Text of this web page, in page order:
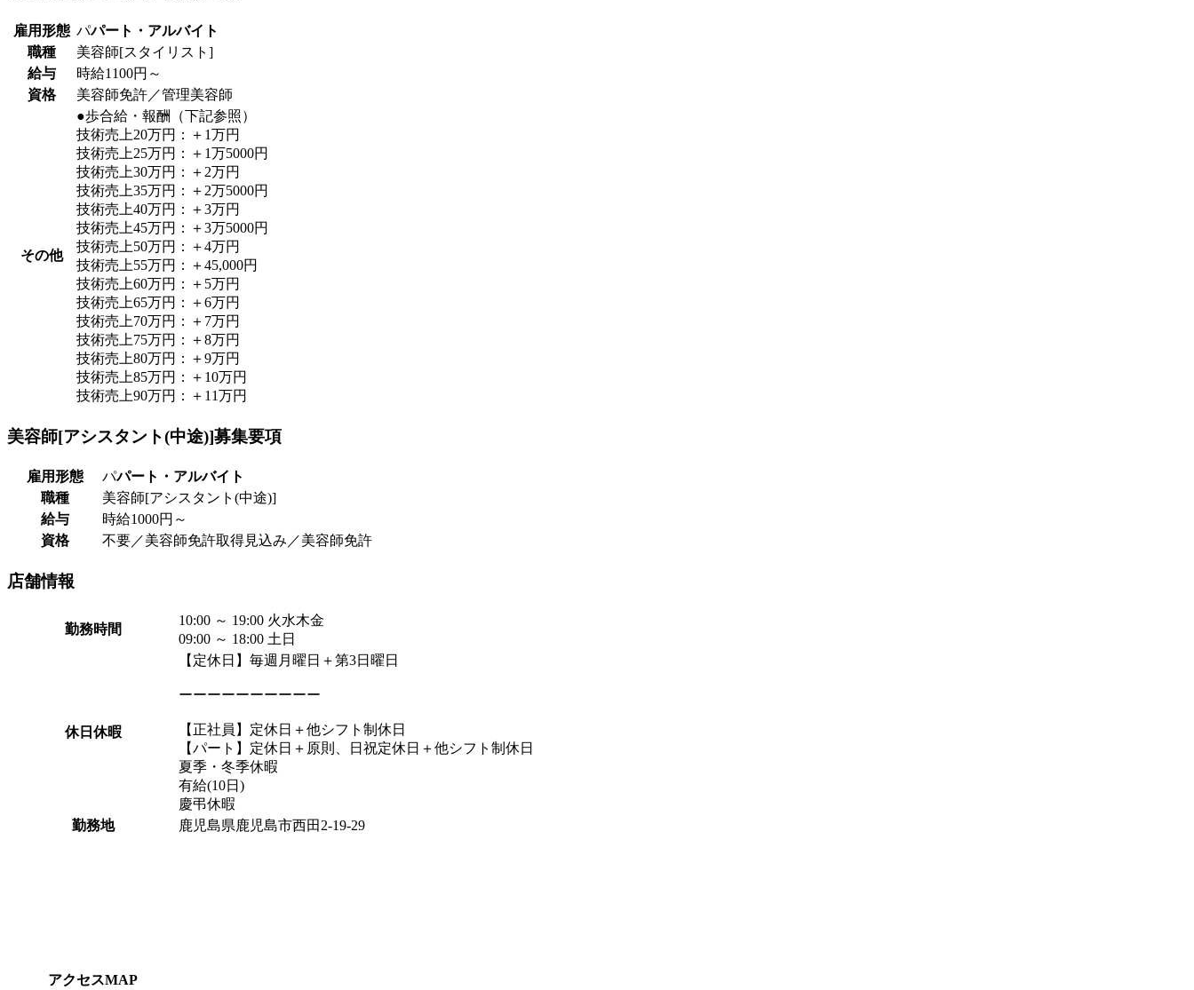
雇用形態 パパート・アルバイト
職種
美容師[スタイリスト]
給与
時給1100円～
資格
美容師免許／管理美容師
その他
●歩合給・報酬（下記参照）
技術売上20万円：＋1万円
技術売上25万円：＋1万5000円
技術売上30万円：＋2万円
技術売上35万円：＋2万5000円
技術売上40万円：＋3万円
技術売上45万円：＋3万5000円
技術売上50万円：＋4万円
技術売上55万円：＋45,000円
技術売上60万円：＋5万円
技術売上65万円：＋6万円
技術売上70万円：＋7万円
技術売上75万円：＋8万円
技術売上80万円：＋9万円
技術売上85万円：＋10万円
技術売上90万円：＋11万円
美容師[アシスタント(中途)]募集要項
雇用形態 パパート・アルバイト
職種
美容師[アシスタント(中途)]
給与
時給1000円～
資格
不要／美容師免許取得見込み／美容師免許
店舗情報
勤務時間
10:00 ～ 19:00 火水木金
09:00 ～ 18:00 土日
休日休暇
【定休日】毎週月曜日＋第3日曜日
ーーーーーーーーーー
【正社員】定休日＋他シフト制休日
【パート】定休日＋原則、日祝定休日＋他シフト制休日
夏季・冬季休暇
有給(10日)
慶弔休暇
勤務地
鹿児島県鹿児島市西田2-19-29
アクセスMAP